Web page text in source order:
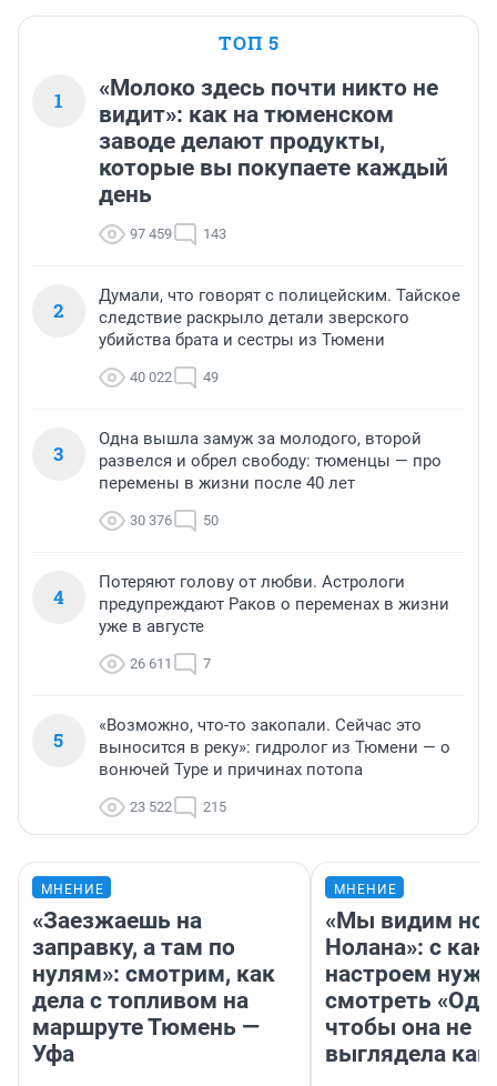
ТОП 5
1
«Молоко здесь почти никто не
видит»: как на тюменском
заводе делают продукты,
которые вы покупаете каждый
день
97 459 143
2
Думали, что говорят с полицейским. Тайское
следствие раскрыло детали зверского
убийства брата и сестры из Тюмени
40 022 49
3
Одна вышла замуж за молодого, второй
развелся и обрел свободу: тюменцы — про
перемены в жизни после 40 лет
30 376 50
4
Потеряют голову от любви. Астрологи
предупреждают Раков о переменах в жизни
уже в августе
26 611 7
5
«Возможно, что-то закопали. Сейчас это
выносится в реку»: гидролог из Тюмени — о
вонючей Туре и причинах потопа
23 522 215
МНЕНИЕ
«Заезжаешь на
заправку, а там по
нулям»: смотрим, как
дела с топливом на
маршруте Тюмень —
Уфа
МНЕНИЕ
«Мы видим
Нолана»: с
настроем
смотреть
чтобы она не
выглядела как